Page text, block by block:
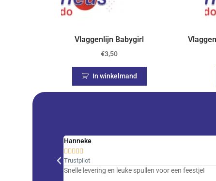
Vlaggenlijn Babygirl
€3,50
In winkelmand
Hanneke
    
Trustpilot
Snelle levering en leuke spullen voor een feestje!